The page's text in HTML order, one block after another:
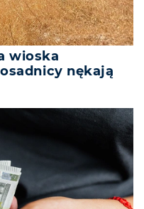
wioska
nękają